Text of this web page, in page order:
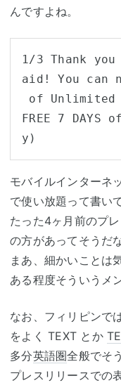
んですよね。
1/3 Thank you
aid! You can
FREE 7
y)
モバイルインターネ
で使い放題って書い
たった4ヶ月前のプ
の方があってそうだな
まあ、細かいことは
ある程度そういうメ
なお、フィリピンで
をよく TEXT とか
多分英語圏全般でそ
プレスリリースでの